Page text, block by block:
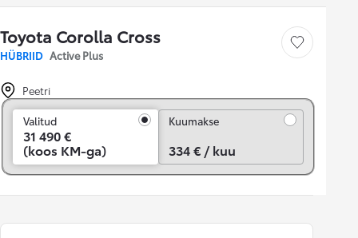
Toyota Corolla Cross
HÜBRIID Active Plus
Salvesta
Peetri
Valitud
31 490 €
(koos KM-ga)
Kuumakse
334 € / kuu